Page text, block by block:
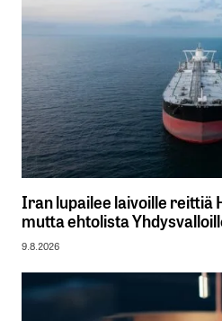
Iran lupailee laivoille reittiä
mutta ehtolista
9.8.2026